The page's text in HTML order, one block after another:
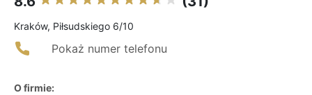
Kraków, Piłsudskiego 6/10
Pokaż numer telefonu
O firmie: